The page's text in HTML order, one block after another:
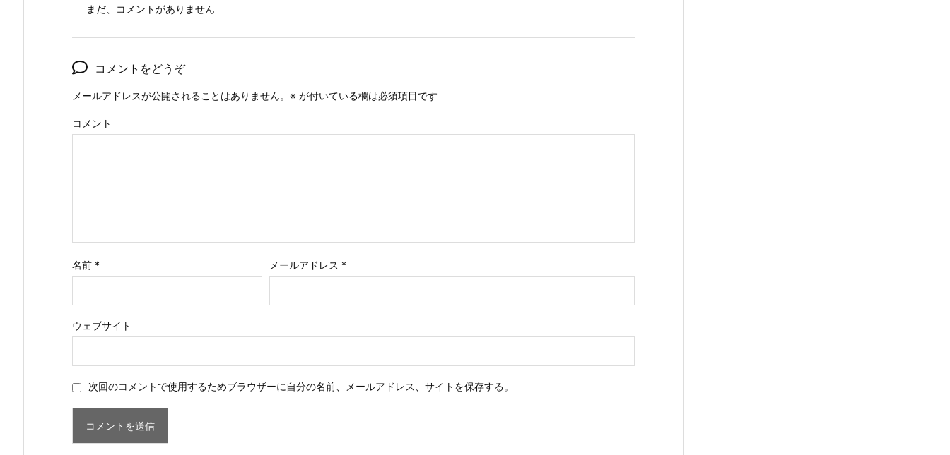
まだ、コメントがありません
コメントをどうぞ
メールアドレスが公開されることはありません。 ※ が付いている欄は必須項目です
コメント
名前 * メールアドレス *
ウェブサイト
次回のコメントで使用するためブラウザーに自分の名前、メールアドレス、サイトを保存する。